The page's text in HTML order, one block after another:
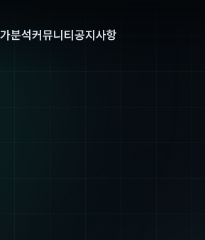
분석커뮤니티 공지사항